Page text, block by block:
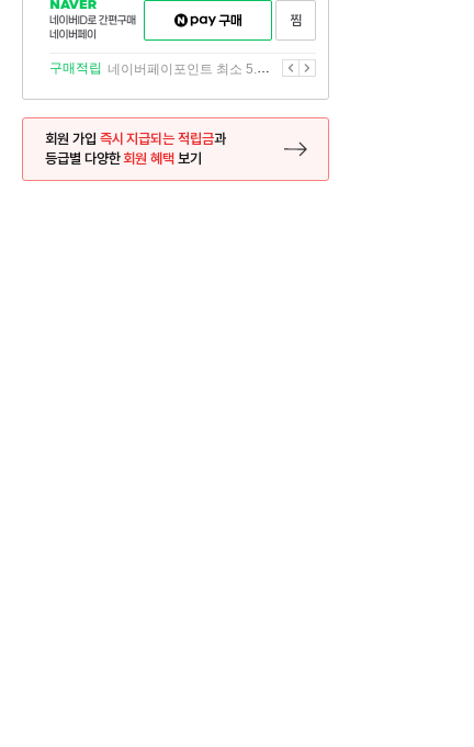
NAVER
네이버
ID로
간편구매
네이버페이
구매하기
이전
구매적립 네이버페이포인트 최소 5.5% 적립 다음
회원 가입 즉시 지급되는 적립금과
등급별 다양한회원 혜택 보기